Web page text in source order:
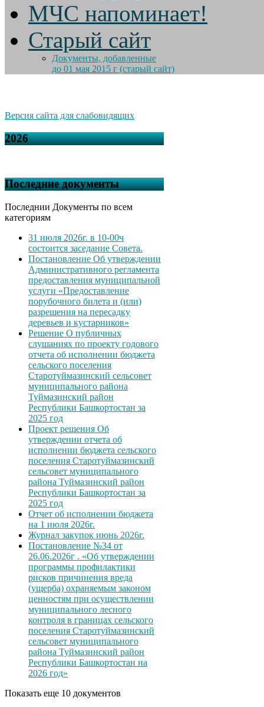
МЧС напоминает!
Старый сайт
Документы, добавленные
до 01 мая 2015 г (старый сайт)
Версия сайта для слабовидящих
2026
Последние документы
Последнии Документы по всем
категориям
31 июля 2026г. в 10-00ч
состоится заседание Совета.
Постановление Об утверждении
Административного регламента
предоставления муниципальной
услуги «Предоставление
порубочного билета и (или)
разрешения на пересадку
деревьев и кустарников»
Решение О публичных
слушаниях по проекту годового
отчета об исполнении бюджета
сельского поселения
Старотуймазинский сельсовет
муниципального района
Туймазинский район
Республики Башкортостан за
2025 год
Проект решения Об
утверждении отчета об
исполнении бюджета сельского
поселения Старотуймазинский
сельсовет муниципального
района Туймазинский район
Республики Башкортостан за
2025 год
Отчет об исполнении бюджета
на 1 июля 2026г.
Журнал закупок июнь 2026г.
Постановление №34 от
26.06.2026г . «Об утверждении
программы профилактики
рисков причинения вреда
(ущерба) охраняемым законом
ценностям при осуществлении
муниципального лесного
контроля в границах сельского
поселения Старотуймазинский
сельсовет муниципального
района Туймазинский район
Республики Башкортостан на
2026 год»
Показать еще 10 документов